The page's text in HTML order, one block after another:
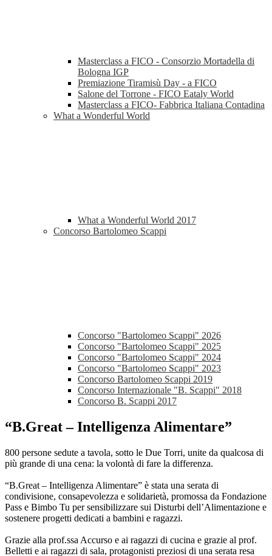
Masterclass a FICO - Consorzio Mortadella di
Bologna IGP
Premiazione Tiramisù Day - a FICO
Salone del Torrone - FICO Eataly World
Masterclass a FICO- Fabbrica Italiana Contadina
What a Wonderful World
What a Wonderful World 2017
Concorso Bartolomeo Scappi
Concorso "Bartolomeo Scappi" 2026
Concorso "Bartolomeo Scappi" 2025
Concorso "Bartolomeo Scappi" 2024
Concorso "Bartolomeo Scappi" 2023
Concorso Bartolomeo Scappi 2019
Concorso Internazionale "B. Scappi" 2018
Concorso B. Scappi 2017
“B.Great – Intelligenza Alimentare”
800 persone sedute a tavola, sotto le Due Torri, unite da qualcosa di
più grande di una cena: la volontà di fare la differenza.
“B.Great – Intelligenza Alimentare” è stata una serata di
condivisione, consapevolezza e solidarietà, promossa da Fondazione
Pass e Bimbo Tu per sensibilizzare sui Disturbi dell’Alimentazione e
sostenere progetti dedicati a bambini e ragazzi.
Grazie alla prof.ssa Accurso e ai ragazzi di cucina e grazie al prof.
Belletti e ai ragazzi di sala, protagonisti preziosi di una serata resa